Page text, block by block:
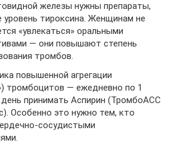
железы нужны препараты,
тироксина. Женщинам не
«увлекаться» оральными
— они повышают степень
тромбов.
повышенной агрегации
тромбоцитов — ежедневно по 1
день принимать Аспирин (ТромбоАСС
Особенно это нужно тем, кто
сосудистыми